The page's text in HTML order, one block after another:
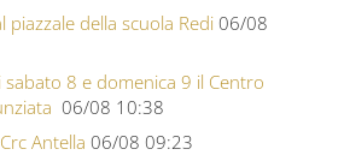
piazzale della scuola Redi 06/08
8 e domenica 9 il Centro
06/08 10:38
Antella 06/08 09:23